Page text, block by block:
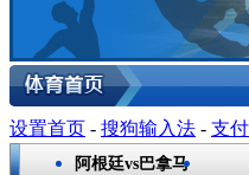
阿根廷vs巴拿马
设置首页 - 搜狗输入法 - 支